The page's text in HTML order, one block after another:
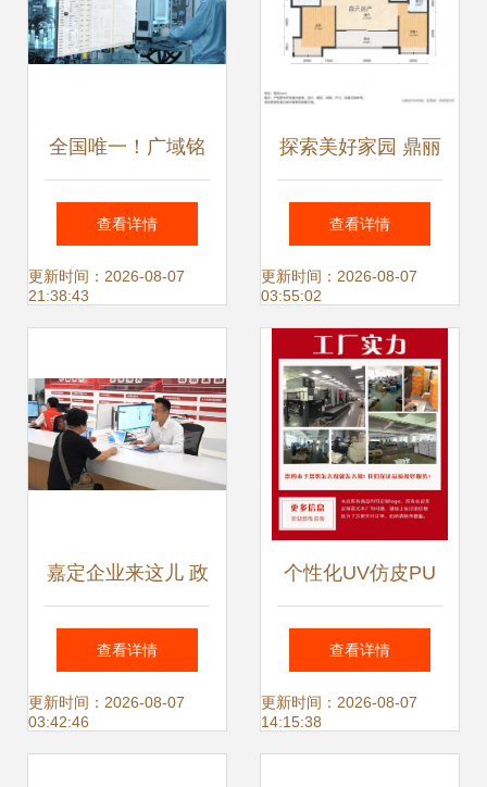
全国唯一！广域铭
岛赋能打造电芯行
业首家CMMM四级
服务专家成果速递
查看详情
更新时间：2026-08-07
21:38:43
探索美好家园 鼎丽
房屋信息咨询服务
部的专业之路
查看详情
更新时间：2026-08-07
03:55:02
嘉定企业来这儿 政
务服务免费提供法
律、融资及信息服
查看详情
更新时间：2026-08-07
03:42:46
个性化UV仿皮PU
笔记本 商务定制与
信息咨询服务的完
查看详情
更新时间：2026-08-07
14:15:38